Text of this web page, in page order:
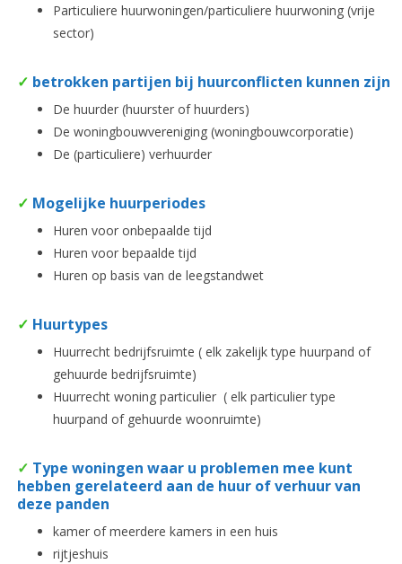
Particuliere huurwoningen/particuliere huurwoning (vrije
sector)
✓ betrokken partijen bij huurconflicten kunnen zijn
De huurder (huurster of huurders)
De woningbouwvereniging (woningbouwcorporatie)
De (particuliere) verhuurder
✓ Mogelijke huurperiodes
Huren voor onbepaalde tijd
Huren voor bepaalde tijd
Huren op basis van de leegstandwet
✓ Huurtypes
Huurrecht bedrijfsruimte ( elk zakelijk type huurpand of
gehuurde bedrijfsruimte)
Huurrecht woning particulier ( elk particulier type
huurpand of gehuurde woonruimte)
✓ Type woningen waar u problemen mee kunt
hebben gerelateerd aan de huur of verhuur van
deze panden
kamer of meerdere kamers in een huis
rijtjeshuis